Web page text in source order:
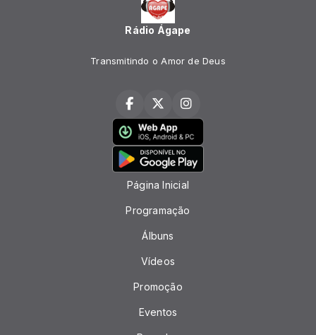
Rádio Ágape
Transmitindo o Amor de Deus
Página Inicial
Programação
Álbuns
Vídeos
Promoção
Eventos